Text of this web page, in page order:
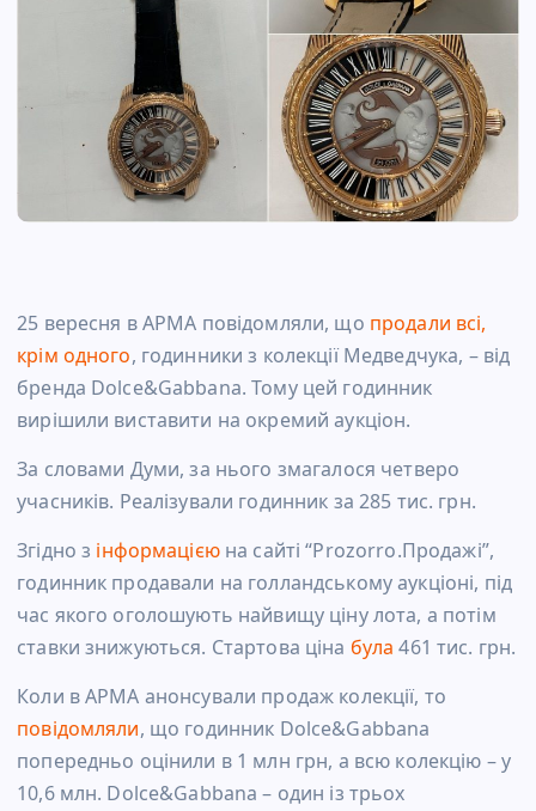
25 вересня в АРМА повідомляли, що продали всі,
крім одного, годинники з колекції Медведчука, – від
бренда Dolce&Gabbana. Тому цей годинник
вирішили виставити на окремий аукціон.
За словами Думи, за нього змагалося четверо
учасників. Реалізували годинник за 285 тис. грн.
Згідно з інформацієюна сайті “Prozorro.Продажі”,
годинник продавали на голландському аукціоні, під
час якого оголошують найвищу ціну лота, а потім
ставки знижуються. Стартова ціна була 461 тис. грн.
Коли в АРМА анонсували продаж колекції, то
повідомляли, що годинник Dolce&Gabbana
попередньо оцінили в 1 млн грн, а всю колекцію – у
10,6 млн. Dolce&Gabbana – один із трьох